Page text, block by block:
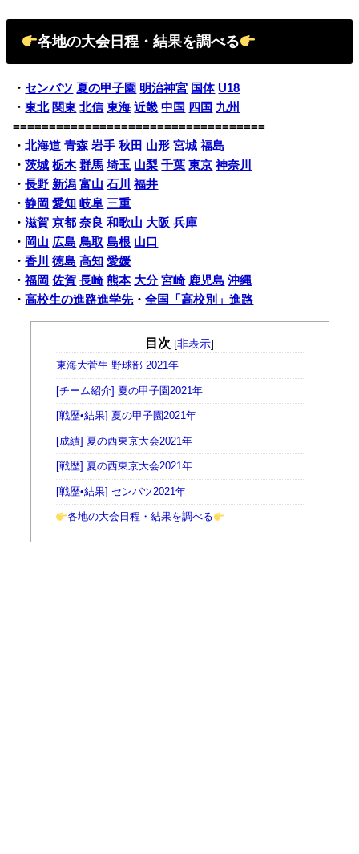
各地の大会日程・結果を調べる
・ センバツ 夏の甲子園 明治神宮 国体 U18
・東北 関東 北信 東海 近畿 中国 四国 九州
===================================
・北海道 青森 岩手 秋田 山形 宮城 福島
・茨城 栃木 群馬 埼玉 山梨 千葉 東京 神奈川
・長野 新潟 富山 石川
福井
・静岡 愛知 岐阜 三重
・滋賀 京都 奈良 和歌山 大阪 兵庫
・ 岡山 広島 鳥取 島根 山口
・香川 徳島 高知 愛媛
・福岡 佐賀 長崎 熊本 大分 宮崎 鹿児島 沖縄
・高校生の進路進学先・全国「高校別」進路
目次 [非表示]
東海大菅生 野球部 2021年
[チーム紹介] 夏の甲子園2021年
[戦歴•結果] 夏の甲子園2021年
[成績] 夏の西東京大会2021年
[戦歴] 夏の西東京大会2021年
[戦歴•結果] センバツ2021年
各地の大会日程・結果を調べる